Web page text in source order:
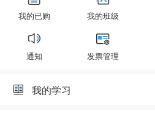
我的已购 我的班级
通知 发票管理
我的学习